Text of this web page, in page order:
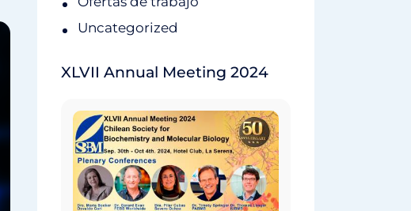
Uncategorized
XLVII Annual Meeting 2024